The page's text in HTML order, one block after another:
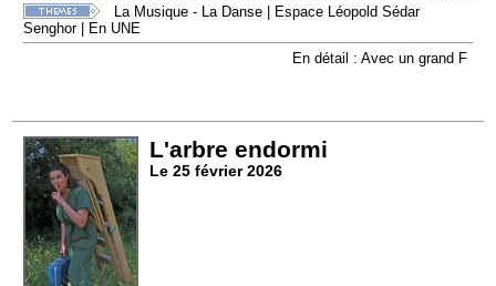
La Musique - La Danse
Espace Léopold Sédar
Senghor|
En UNE
En détail : Avec un grand F
L'arbre endormi
Le 25 février 2026